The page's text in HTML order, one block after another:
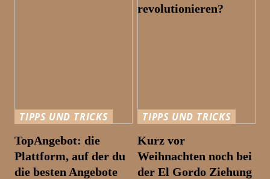
revolutionieren?
TIPPS UND TRICKS
TopAngebot: die
Plattform, auf der du
die besten Angebote
TIPPS UND TRICKS
Kurz vor
Weihnachten noch bei
der El Gordo Ziehung